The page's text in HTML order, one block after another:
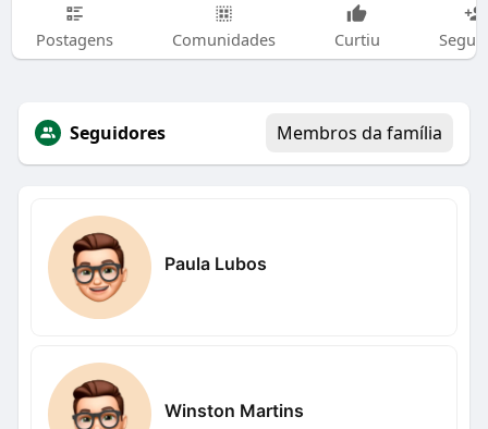
Postagens Comunidades Curtiu
Seguidores Membros da família
Paula Lubos
Winston Martins